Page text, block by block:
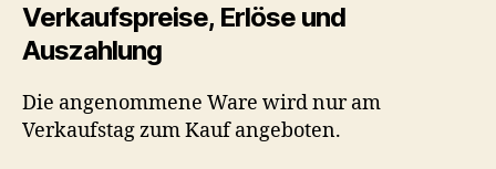
Verkaufspreise, Erlöse und
Auszahlung
Die angenommene Ware wird nur am
Verkaufstag zum Kauf angeboten.